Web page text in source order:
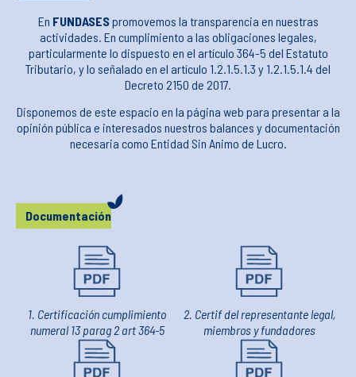
Documentación
1. Certificación cumplimiento
numeral 13 parag 2 art 364-5
2. Certif del representante legal,
miembros y fundadores
En FUNDASESpromovemos la transparencia en nuestras
actividades. En cumplimiento a las obligaciones legales,
particularmente lo dispuesto en el artículo 364-5 del Estatuto
Tributario, y lo señalado en el artículo 1.2.1.5.1.3 y 1.2.1.5.1.4 del
Decreto 2150 de 2017.
Disponemos de este espacio en la página web para presentar a la
opinión pública e interesados nuestros balances y documentación
necesaria como Entidad Sin Animo de Lucro.